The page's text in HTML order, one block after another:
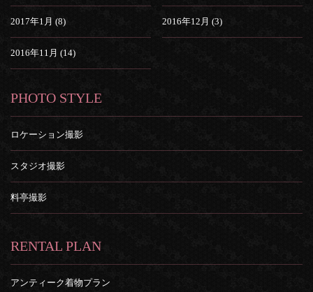
2017年1月 (8) 2016年12月 (3)
2016年11月 (14)
PHOTO STYLE
ロケーション撮影
スタジオ撮影
料亭撮影
RENTAL PLAN
アンティーク着物プラン